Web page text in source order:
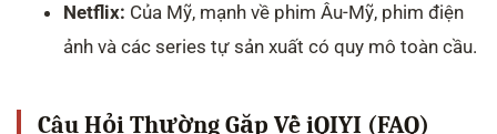
Netflix: Của Mỹ, mạnh về phim Âu-Mỹ, phim điện
ảnh và các series tự sản xuất có quy mô toàn cầu.
Câu Hỏi Thường Gặp Về iQIYI (FAQ)